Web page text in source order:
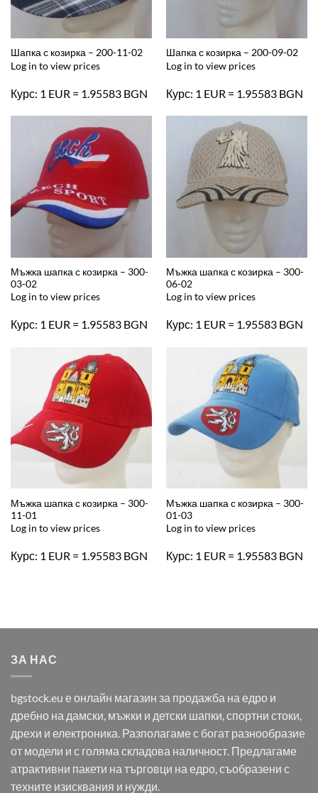
Шапка с козирка – 200-11-02
Log in to view prices
Курс: 1 EUR = 1.95583 BGN
Шапка с козирка – 200-09-02
Log in to view prices
Курс: 1 EUR = 1.95583 BGN
Мъжка шапка с козирка – 300-
03-02
Log in to view prices
Курс: 1 EUR = 1.95583 BGN
Мъжка шапка с козирка – 300-
06-02
Log in to view prices
Курс: 1 EUR = 1.95583 BGN
Мъжка шапка с козирка – 300-
11-01
Log in to view prices
Курс: 1 EUR = 1.95583 BGN
Мъжка шапка с козирка – 300-
01-03
Log in to view prices
Курс: 1 EUR = 1.95583 BGN
ЗА НАС
bgstock.eu е онлайн магазин за продажба на едро и
дребно на дамски, мъжки и детски шапки, спортни стоки,
дрехи и електроника. Разполагаме с богат разнообразие
от модели и с голяма складова наличност. Предлагаме
атрактивни пакети на търговци на едро, съобразени с
техните изисквания и нужди.